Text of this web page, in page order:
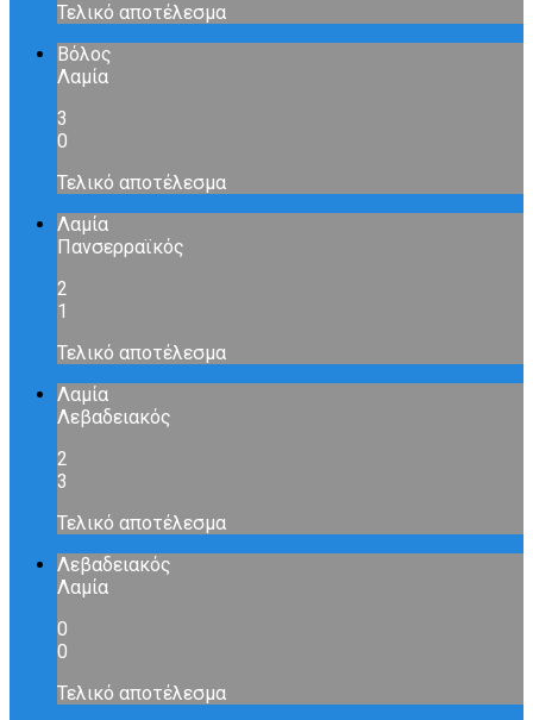
Τελικό αποτέλεσμα
Βόλος
Λαμία
3
0
Τελικό αποτέλεσμα
Λαμία
Πανσερραϊκός
2
1
Τελικό αποτέλεσμα
Λαμία
Λεβαδειακός
2
3
Τελικό αποτέλεσμα
Λεβαδειακός
Λαμία
0
0
Τελικό αποτέλεσμα